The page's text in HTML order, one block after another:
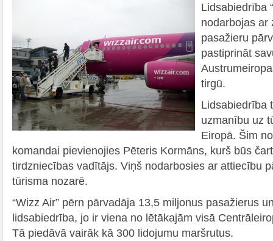
Lidsabiedrība
nodarbojas ar
pasažieru
pastiprināt
tirgū.
Lidsabiedrība
uzmanību uz
Eiropā. Šim
komandai pievienojies Pēteris Kormāns, kurš būs
tirdzniecības vadītājs. Viņš nodarbosies ar attiecību
tūrisma nozarē.
“Wizz Air” pērn pārvadāja 13,5 miljonus pasažierus
lidsabiedrība, jo ir viena no lētākajām visā
Tā piedāvā vairāk kā 300 lidojumu maršrutus.